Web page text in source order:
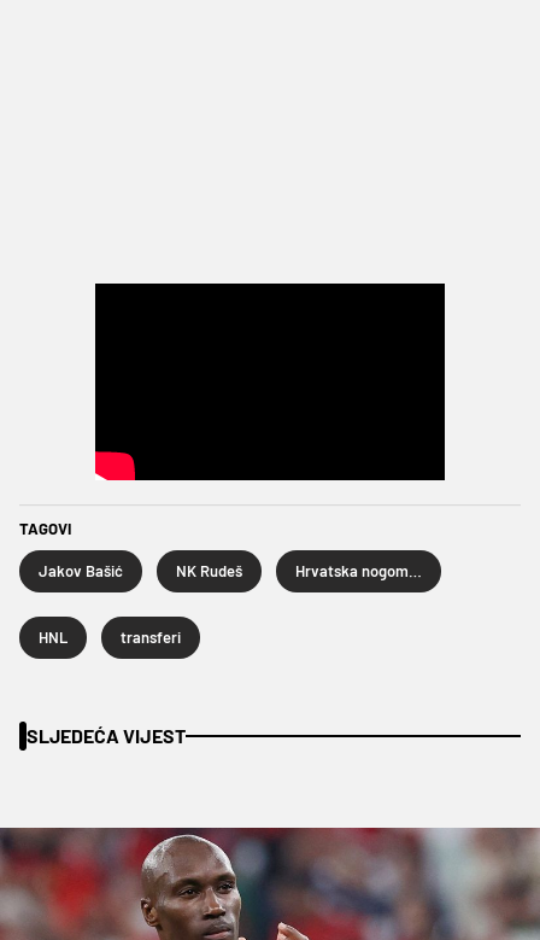
TAGOVI
Jakov Bašić NK Rudeš
HNL transferi
SLJEDEĆA VIJEST